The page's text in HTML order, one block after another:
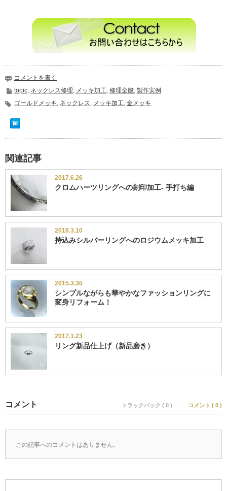
コメントを書く
topic ネックレス修理 メッキ加工 修理全般 製作実例
ゴールドメッキ ネックレス メッキ加工 金メッキ
関連記事
2017.6.26
クロムハーツリングへの刻印加工- 手打ち編
2018.3.10
持込みシルバーリングへのロジウムメッキ加工
2015.3.30
シンプルながらも華やかなファッションリングに
変身リフォーム！
2017.1.23
リング新品仕上げ（新品磨き）
コメント トラックバック ( 0 ) コメント ( 0 )
この記事へのコメントはありません。